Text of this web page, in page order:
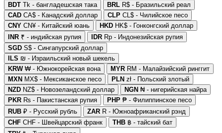
BDT Tk - бангладешская така BRL R$ - Бразильский реал
CAD CA$ - Канадский доллар CLP CL$ - Чилийское песо
CNY CN¥ - Китайский юань HKD HK$ - Гонконгский доллар
INR ₹ - индийская рупия IDR Rp - Индонезийская рупия
SGD S$ - Сингапурский доллар
ILS ₪ - Израильский новый шекель
KRW₩ - Южнокорейская вона MYR RM - Малайзийский ринггит
MXN MX$ - Мексиканское песо PLN zł - Польский злотый
NZD NZ$ - Новозеландский доллар NGN ₦ - нигерийская найра
PKR ₨ - Пакистанская рупия PHP ₱ - Филиппинское песо
RUB ₽ - Русский рубль ZAR R - Южноафриканский рэнд
CHF CHF - Швейцарский франк THB ฿ - тайский бат